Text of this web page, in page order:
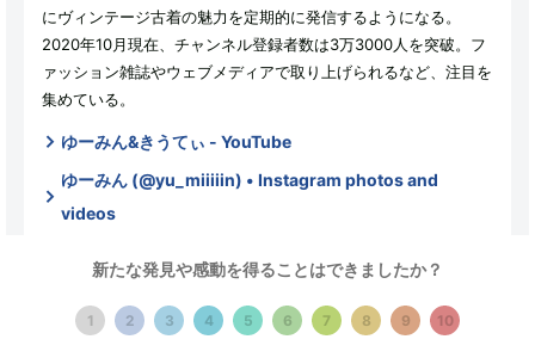
にヴィンテージ古着の魅力を定期的に発信するようになる。
2020年10月現在、チャンネル登録者数は3万3000人を突破。フ
ァッション雑誌やウェブメディアで取り上げられるなど、注目を
集めている。
ゆーみん&きうてぃ - YouTube
ゆーみん (@yu_miiiiin) • Instagram photos and
videos
and videos
新たな発見や感動を得ることはできましたか？
1 2 3 4 5 6 7 8 9 10